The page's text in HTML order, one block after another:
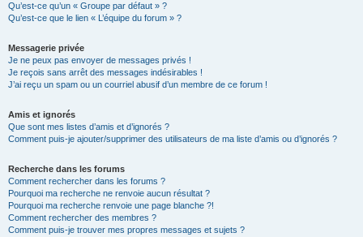
Qu’est-ce qu’un « Groupe par défaut » ?
Qu’est-ce que le lien « L’équipe du forum » ?
Messagerie privée
Je ne peux pas envoyer de messages privés !
Je reçois sans arrêt des messages indésirables !
J’ai reçu un spam ou un courriel abusif d’un membre de ce forum !
Amis et ignorés
Que sont mes listes d’amis et d’ignorés ?
Comment puis-je ajouter/supprimer des utilisateurs de ma liste d’amis ou d’ignorés ?
Recherche dans les forums
Comment rechercher dans les forums ?
Pourquoi ma recherche ne renvoie aucun résultat ?
Pourquoi ma recherche renvoie une page blanche ?!
Comment rechercher des membres ?
Comment puis-je trouver mes propres messages et sujets ?